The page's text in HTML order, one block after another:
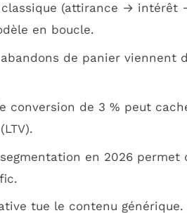
(attirance → intérêt
en boucle.
de panier viennent
conversion de 3 % peut
en 2026
tue le contenu